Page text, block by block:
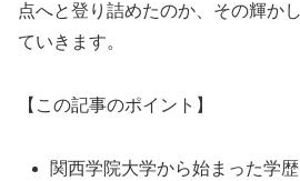
点へと登り詰めたのか、その輝か
ていきます。
【この記事のポイント】
関西学院大学から始まった学